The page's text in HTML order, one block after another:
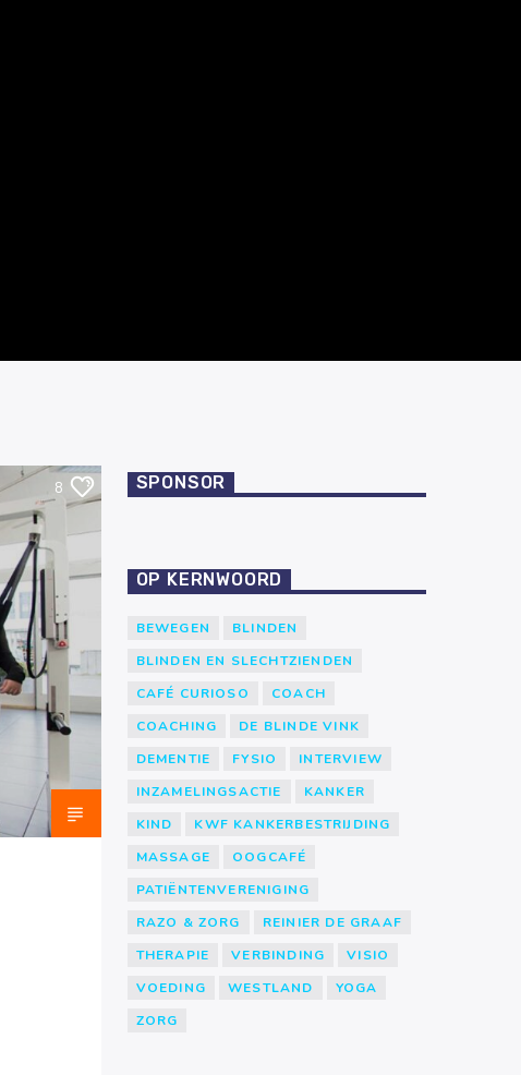
8 SPONSOR
OP KERNWOORD
BEWEGEN
BLINDEN
BLINDEN EN SLECHTZIENDEN
CAFÉ CURIOSO
COACH
COACHING
DE BLINDE VINK
DEMENTIE
FYSIO
INTERVIEW
INZAMELINGSACTIE
KANKER
KIND
KWF KANKERBESTRIJDING
MASSAGE
OOGCAFÉ
PATIËNTENVERENIGING
RAZO & ZORG
REINIER DE GRAAF
THERAPIE
VERBINDING
VISIO
VOEDING
WESTLAND
YOGA
ZORG